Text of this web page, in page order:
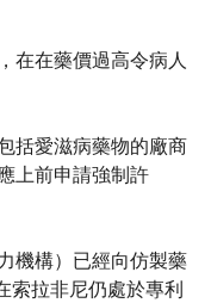
在在藥價過高令病人
括愛滋病藥物的廠商
上前申請強制許
機構）已經向仿製藥
索拉非尼仍處於專利